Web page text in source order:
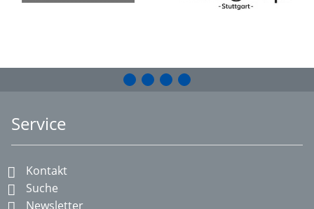
Service
Kontakt
Suche
Newsletter